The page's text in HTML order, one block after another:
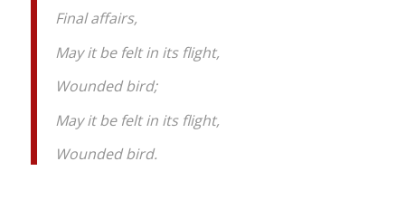
Final affairs,
May it be felt in its flight,
Wounded bird;
May it be felt in its flight,
Wounded bird.